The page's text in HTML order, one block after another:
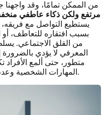
من الممكن تمامًا، وقد
مرتفع ولكن ذكاء عاطفي
يستطيع التواصل مع فريقه،
بسبب افتقاره للتعاطف، أو
من القلق الاجتماعي.
المعرفي لا يؤدي
متطور، حتى ألمع
المهارات الشخصية وعدم القدرة على إدارة عالمهم العاطفي.